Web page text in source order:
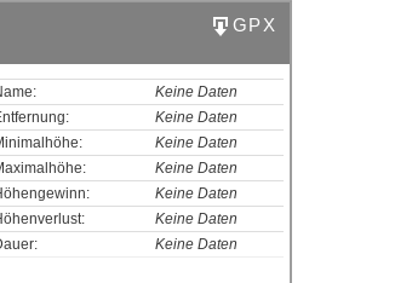
GPX
Keine Daten
Keine Daten
Keine Daten
Keine Daten
Keine Daten
Keine Daten
Keine Daten